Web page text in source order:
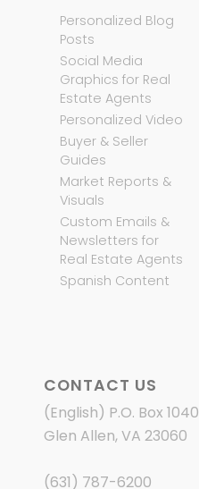
Personalized Blog
Posts
Social Media
Graphics for Real
Estate Agents
Personalized Video
Buyer & Seller
Guides
Market Reports &
Visuals
Custom Emails &
Newsletters for
Real Estate Agents
Spanish Content
CONTACT US
(English) P.O. Box 1040
Glen Allen, VA 23060
(631) 787-6200